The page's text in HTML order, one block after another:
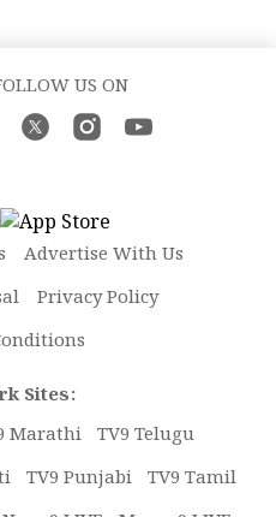
US ON
Advertise With Us
Privacy Policy
Sites:
Marathi TV9 Telugu
TV9 Punjabi TV9 Tamil